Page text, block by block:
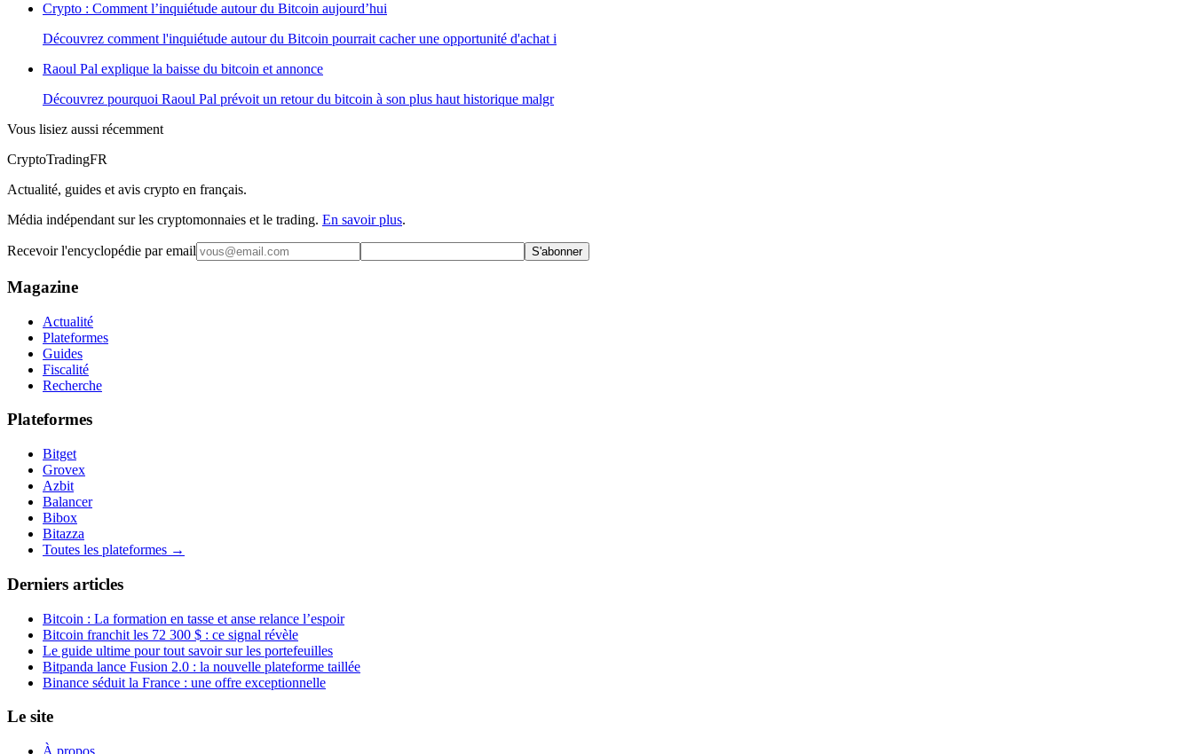
Crypto : Comment l’inquiétude autour du Bitcoin aujourd’hui
Découvrez comment l'inquiétude autour du Bitcoin pourrait cacher une opportunité d'achat i
Raoul Pal explique la baisse du bitcoin et annonce
Découvrez pourquoi Raoul Pal prévoit un retour du bitcoin à son plus haut historique malgr
Vous lisiez aussi récemment
CryptoTradingFR
Actualité, guides et avis crypto en français.
Média indépendant sur les cryptomonnaies et le trading. En savoir plus.
Recevoir l'encyclopédie par email S'abonner
Magazine
Actualité
Plateformes
Guides
Fiscalité
Recherche
Plateformes
Bitget
Grovex
Azbit
Balancer
Bibox
Bitazza
Toutes les plateformes →
Derniers articles
Bitcoin : La formation en tasse et anse relance l’espoir
Bitcoin franchit les 72 300 $ : ce signal révèle
Le guide ultime pour tout savoir sur les portefeuilles
Bitpanda lance Fusion 2.0 : la nouvelle plateforme taillée
Binance séduit la France : une offre exceptionnelle
Le site
À propos